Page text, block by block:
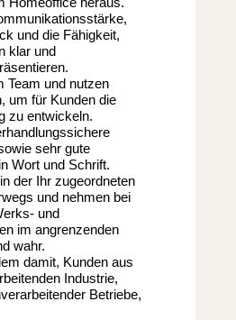
und die Fähigkeit,
klar und
Team und nutzen
um für Kunden die
zu entwickeln.
sehr gute
Wort und Schrift.
der Ihr zugeordneten
und nehmen bei
und
im angrenzenden
wahr.
damit, Kunden aus
Industrie,
Betriebe,